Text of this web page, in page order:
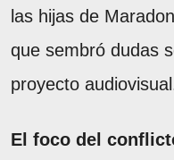
las hijas de
que sembró dudas
proyecto
El foco del